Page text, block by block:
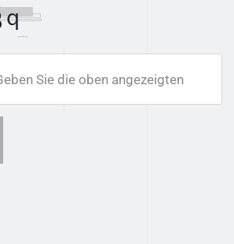
Sie die oben angezeigten